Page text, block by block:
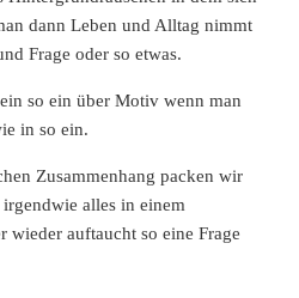
dann Leben und Alltag nimmt
Frage oder so etwas.
so ein über Motiv wenn man
in so ein.
Zusammenhang packen wir
alles in einem
wieder auftaucht so eine Frage